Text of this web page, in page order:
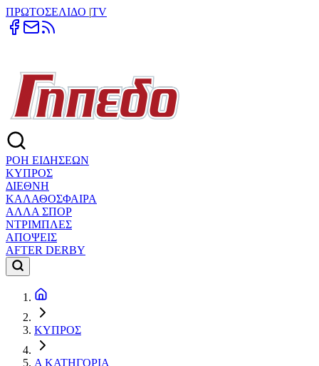
ΠΡΩΤΟΣΕΛΙΔΟ |TV
ΡΟΗ ΕΙΔΗΣΕΩΝ
ΚΥΠΡΟΣ
ΔΙΕΘΝΗ
ΚΑΛΑΘΟΣΦΑΙΡΑ
ΑΛΛΑ ΣΠΟΡ
ΝΤΡΙΜΠΛΕΣ
ΑΠΟΨΕΙΣ
AFTER DERBY
ΚΥΠΡΟΣ
Α ΚΑΤΗΓΟΡΙΑ